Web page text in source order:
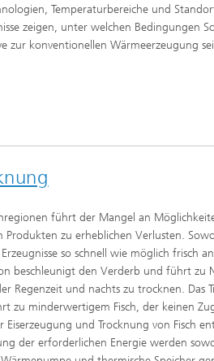
Temperaturbereiche und
zeigen, unter welchen Bedingungen
zur konventionellen Wärmeerzeugung
führt der Mangel an
Produkten zu erheblichen Verlusten.
so schnell wie möglich frisch
beschleunigt den Verderb und führt zu
Regenzeit und nachts zu trocknen.
zu minderwertigem Fisch, der keinen
Eiserzeugung und Trocknung von Fisch
der erforderlichen Energie werden